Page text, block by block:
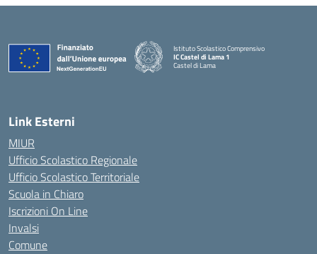
Istituto Scolastico Comprensivo
IC Castel di Lama 1
Castel di Lama
Link Esterni
MIUR
Ufficio Scolastico Regionale
Ufficio Scolastico Territoriale
Scuola in Chiaro
Iscrizioni On Line
Invalsi
Comune